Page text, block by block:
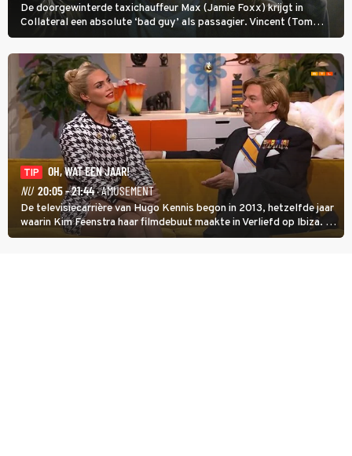
De doorgewinterde taxichauffeur Max (Jamie Foxx) krijgt in
Collateral een absolute ‘bad guy’ als passagier. Vincent (Tom
Cruise) heeft hem nodig om hem de stad door te loodsen om een
wel heel lugubere reden.
TIP
OH, WAT EEN JAAR!
NU 20:05 - 21:44· AMUSEMENT
De televisiecarrière van Hugo Kennis begon in 2013, hetzelfde jaar
waarin Kim Feenstra haar filmdebuut maakte in Verliefd op Ibiza. In
Oh, Wat een Jaar! wordt duidelijk wat ze nog meer weten van het